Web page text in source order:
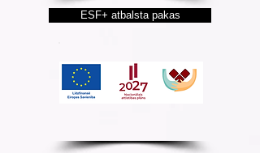
ESF+ atbalsta pakas